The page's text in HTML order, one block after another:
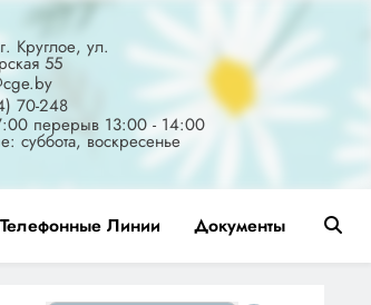
Круглое, ул.
55
70-248
перерыв 13:00 - 14:00
суббота, воскресенье
Телефонные Линии Документы